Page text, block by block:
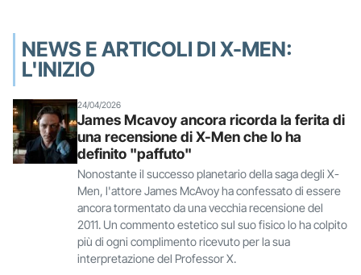
NEWS E ARTICOLI DI X-MEN:
L'INIZIO
24/04/2026
James Mcavoy ancora ricorda la ferita di
una recensione di X-Men che lo ha
definito "paffuto"
Nonostante il successo planetario della saga degli X-
Men, l'attore James McAvoy ha confessato di essere
ancora tormentato da una vecchia recensione del
2011. Un commento estetico sul suo fisico lo ha colpito
più di ogni complimento ricevuto per la sua
interpretazione del Professor X.